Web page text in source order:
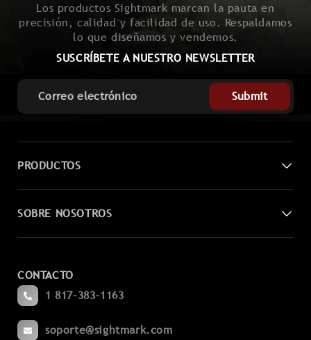
Los productos Sightmark marcan la pauta en
precisión, calidad y facilidad de uso. Respaldamos
lo que diseñamos y vendemos.
SUSCRÍBETE A NUESTRO NEWSLETTER
Submit
PRODUCTOS
Punteo
Prismáticos
SOBRE NOSOTROS
Conviértete en distribuidor
Blogs
Apoyo
CONTACTO
1 817-383-1163
soporte@sightmark.com